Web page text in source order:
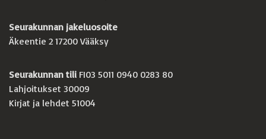
Seurakunnan jakeluosoite
Äkeentie 2 17200 Vääksy
Seurakunnan tili FI03 5011 0940 0283 80
Lahjoitukset 30009
Kirjat ja lehdet 51004